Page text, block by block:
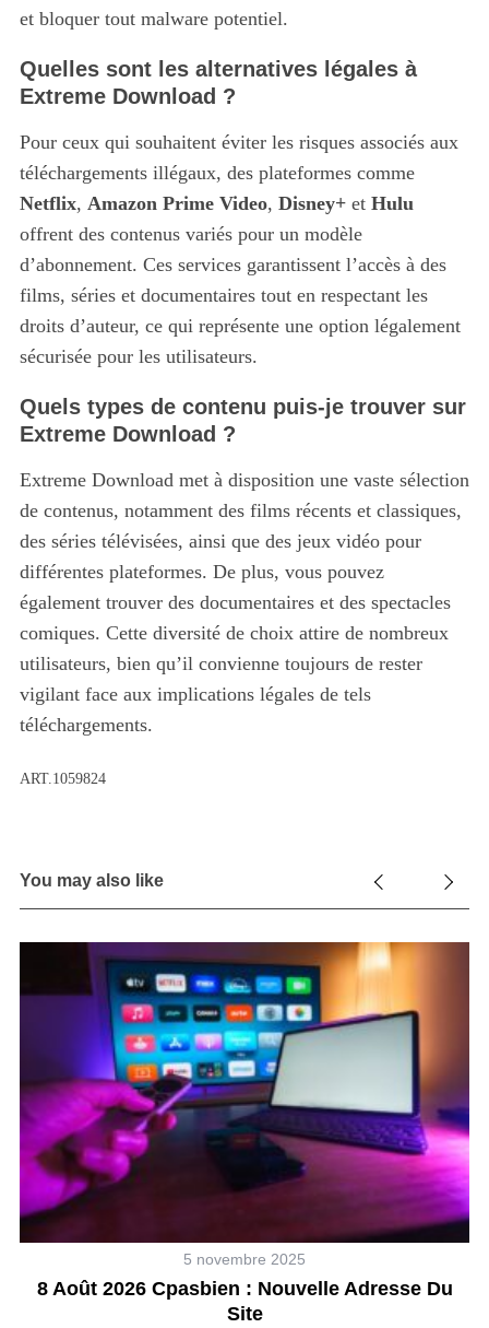
et bloquer tout malware potentiel.
Quelles sont les alternatives légales à
Extreme Download ?
Pour ceux qui souhaitent éviter les risques associés aux
téléchargements illégaux, des plateformes comme
Netflix, Amazon Prime Video, Disney+et Hulu
offrent des contenus variés pour un modèle
d’abonnement. Ces services garantissent l’accès à des
films, séries et documentaires tout en respectant les
droits d’auteur, ce qui représente une option légalement
sécurisée pour les utilisateurs.
Quels types de contenu puis-je trouver sur
Extreme Download ?
Extreme Download met à disposition une vaste sélection
de contenus, notamment des films récents et classiques,
des séries télévisées, ainsi que des jeux vidéo pour
différentes plateformes. De plus, vous pouvez
également trouver des documentaires et des spectacles
comiques. Cette diversité de choix attire de nombreux
utilisateurs, bien qu’il convienne toujours de rester
vigilant face aux implications légales de tels
téléchargements.
ART.1059824
You may also like
5 novembre 2025
8 Août 2026 Cpasbien : Nouvelle Adresse Du
Site